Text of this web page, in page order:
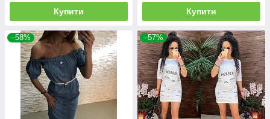
Купити Купити
–58% –57%